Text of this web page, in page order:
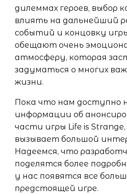
дилеммах героев, выбор
влиять на дальнейший
событий и концовку
обещают очень
атмосферу, которая
задуматься о многих
жизни.
Пока что нам доступно
информации об
части игры Life is
вызывает большой
Надеемся, что
поделятся более
у нас появятся все
предстоящей игре.